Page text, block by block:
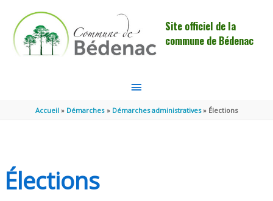
Site officiel de la
commune de Bédenac
MENU
PRINCIPAL
Accueil Démarches Démarches administratives Élections
Élections